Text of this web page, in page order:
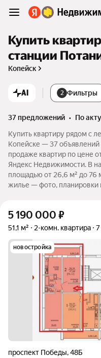
Купить
станции
Копейск
AI 2 Фильтры
37 предложений •
по
Купить квартиру рядом с
Копейске — 37 объявлений
продаже квартир по цене
Яндекс Недвижимости. В
площадью от 26,6 м² до 76
жилье — фото, планировки
5 190 000 ₽
51,1 м² 2-комн. квартира 7
новостройка
проспект Победы,48Б